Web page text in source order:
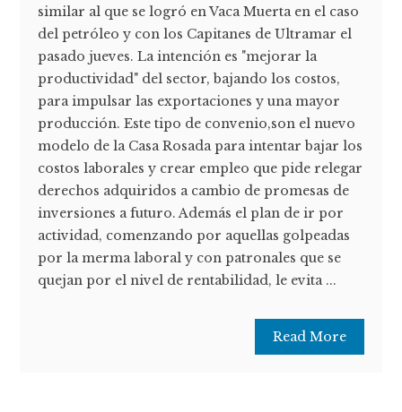
similar al que se logró en Vaca Muerta en el caso
del petróleo y con los Capitanes de Ultramar el
pasado jueves. La intención es "mejorar la
productividad" del sector, bajando los costos,
para impulsar las exportaciones y una mayor
producción. Este tipo de convenio,son el nuevo
modelo de la Casa Rosada para intentar bajar los
costos laborales y crear empleo que pide relegar
derechos adquiridos a cambio de promesas de
inversiones a futuro. Además el plan de ir por
actividad, comenzando por aquellas golpeadas
por la merma laboral y con patronales que se
quejan por el nivel de rentabilidad, le evita ...
Read More